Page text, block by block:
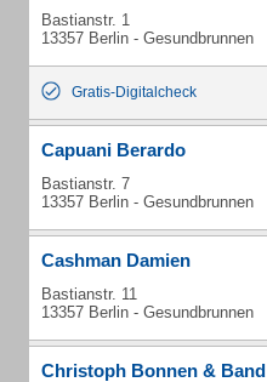
Bastianstr. 1
13357 Berlin - Gesundbrunnen
Gratis-Digitalcheck
Capuani Berardo
Bastianstr. 7
13357 Berlin - Gesundbrunnen
Cashman Damien
Bastianstr. 11
13357 Berlin - Gesundbrunnen
Christoph Bonnen & Band